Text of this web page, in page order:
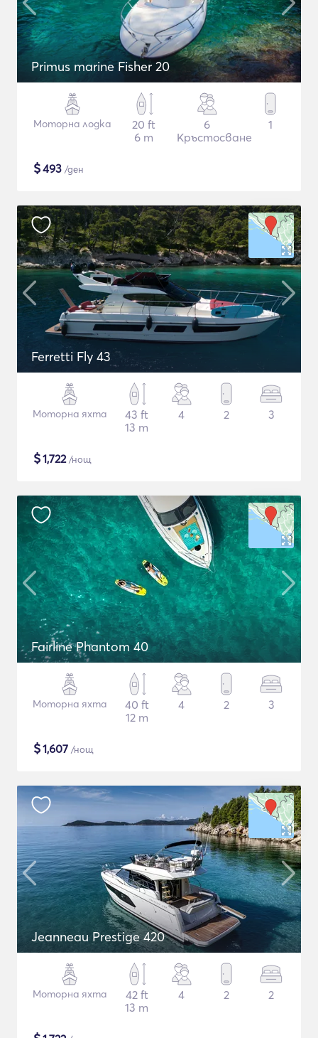
Primus marine Fisher 20
Моторна лодка
20 ft
6 m
6
Кръстосване
1
$493 /ден
Ferretti Fly 43
Моторна яхта
43 ft
13 m
4 2 3
$1,722/нощ
Fairline Phantom 40
Моторна яхта
40 ft
12 m
4 2 3
$1,607 /нощ
Jeanneau Prestige 420
Моторна яхта
42 ft
13 m
4 2 2